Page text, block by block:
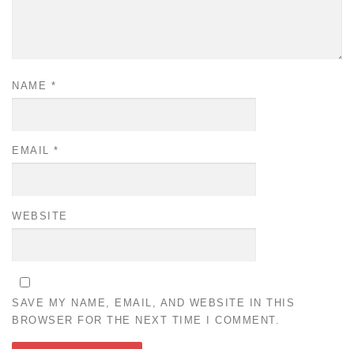
NAME *
EMAIL *
WEBSITE
SAVE MY NAME, EMAIL, AND WEBSITE IN THIS
BROWSER FOR THE NEXT TIME I COMMENT.